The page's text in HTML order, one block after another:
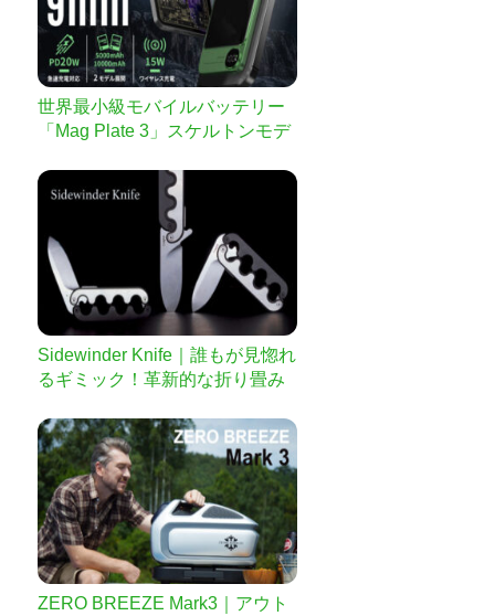
世界最小級モバイルバッテリー
「Mag Plate 3」スケルトンモデ
Sidewinder Knife｜誰もが見惚れ
るギミック！革新的な折り畳み
ZERO BREEZE Mark3｜アウト